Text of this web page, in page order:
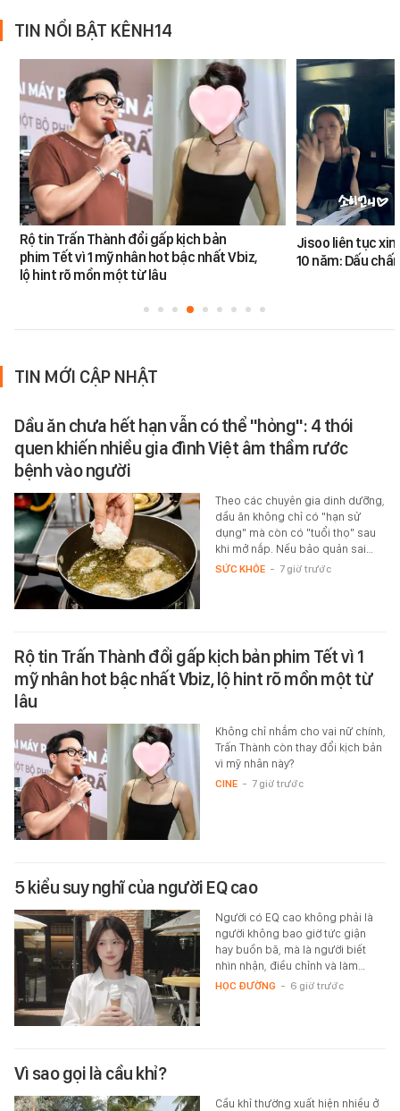
TIN NỔI BẬT KÊNH14
Rộ tin Trấn Thành đổi gấp kịch bản
phim Tết vì 1 mỹ nhân hot bậc nhất Vbiz,
lộ hint rõ mồn một từ lâu
Jisoo liên tục
10 năm: Dấu
TIN MỚI CẬP NHẬT
Dầu ăn chưa hết hạn vẫn có thể "hỏng": 4 thói
quen khiến nhiều gia đình Việt âm thầm rước
bệnh vào người
Theo các chuyên gia dinh dưỡng,
dầu ăn không chỉ có "hạn sử
dụng" mà còn có "tuổi thọ" sau
khi mở nắp. Nếu bảo quản sai…
SỨC KHỎE - 7 giờ trước
Rộ tin Trấn Thành đổi gấp kịch bản phim Tết vì 1
mỹ nhân hot bậc nhất Vbiz, lộ hint rõ mồn một từ
lâu
Không chỉ nhắm cho vai nữ chính,
Trấn Thành còn thay đổi kịch bản
vì mỹ nhân này?
CINE - 7 giờ trước
5 kiểu suy nghĩ của người EQ cao
Người có EQ cao không phải là
người không bao giờ tức giận
hay buồn bã, mà là người biết
nhìn nhận, điều chỉnh và làm…
HỌC ĐƯỜNG - 6 giờ trước
Vì sao gọi là cầu khỉ?
Cầu khỉ thường xuất hiện nhiều ở